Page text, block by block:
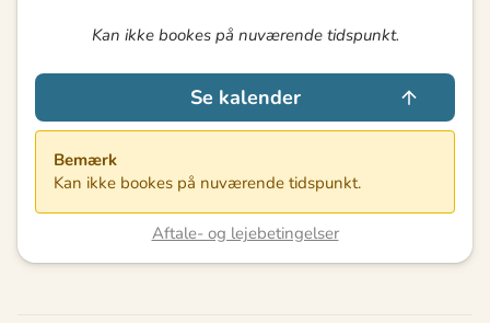
Kan ikke bookes på nuværende tidspunkt.
Se kalender
Bemærk
Kan ikke bookes på nuværende tidspunkt.
Aftale- og lejebetingelser